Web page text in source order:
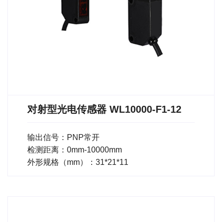
对射型光电传感器 WL10000-F1-12
输出信号：PNP常开
检测距离：0mm-10000mm
外形规格（mm）：31*21*11